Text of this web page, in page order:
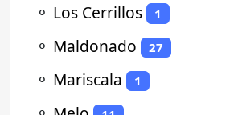
⚬ Los Cerrillos 1
⚬ Maldonado 27
⚬ Mariscala 1